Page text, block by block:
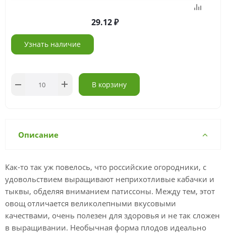
29.12
Узнать наличие
В корзину
Описание
Как-то так уж повелось, что российские огородники, с
удовольствием выращивают неприхотливые кабачки и
тыквы, обделяя вниманием патиссоны. Между тем, этот
овощ отличается великолепными вкусовыми
качествами, очень полезен для здоровья и не так сложен
в выращивании. Необычная форма плодов идеально